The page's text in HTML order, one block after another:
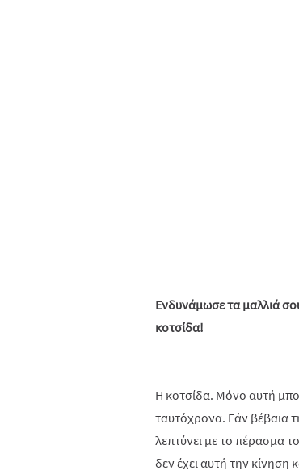
Ενδυνάμωσε τα μαλλιά
κοτσίδα!
Η κοτσίδα. Μόνο αυτή
ταυτόχρονα. Εάν βέβαια
λεπτύνει με το πέρασμα
δεν έχει αυτή την κίνηση